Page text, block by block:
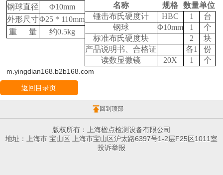
钢球直径
Φ10mm
外形尺寸Φ25 * 110mm
重 量 约0.5kg
名称 规格 数量单位
锤击布氏硬度计
HBC 1
台
钢球
Φ10mm 1
个
标准布氏硬度块
2
块
产品说明书、合格证
各1
份
读数显微镜
20X 1 个
m.yingdian168.b2b168.com
返回目录页
回到顶部
版权所有：上海楹点检测设备有限公司
地址：上海市 宝山区 上海市宝山区沪太路6397号1-2层F25区1011室
投诉举报